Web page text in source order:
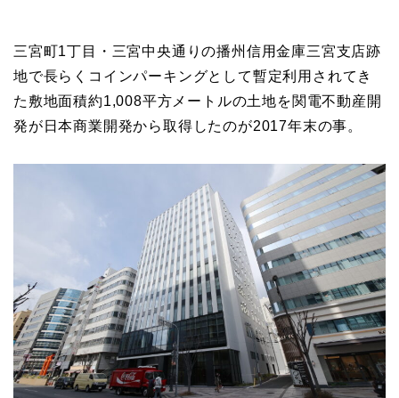
三宮町1丁目・三宮中央通りの播州信用金庫三宮支店跡
地で長らくコインパーキングとして暫定利用されてき
た敷地面積約1,008平方メートルの土地を関電不動産開
発が日本商業開発から取得したのが2017年末の事。